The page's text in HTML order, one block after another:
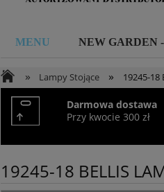
MENU NEW GARDEN
» Lampy Stojące » 19245-18
Darmowa dostawa
Przy kwocie 300 zł
19245-18 BELLIS